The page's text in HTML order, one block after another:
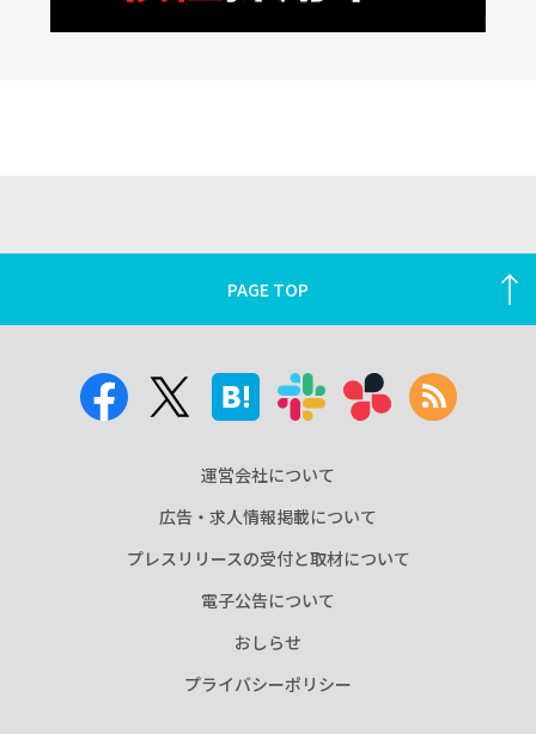
PAGE TOP
運営会社について
広告・求人情報掲載について
プレスリリースの受付と取材について
電子公告について
おしらせ
プライバシーポリシー